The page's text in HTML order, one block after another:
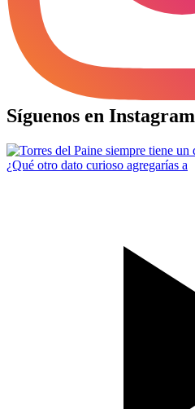
Síguenos en Instagram